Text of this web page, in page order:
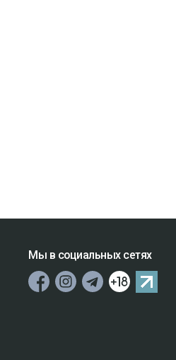
Мы в социальных сетях